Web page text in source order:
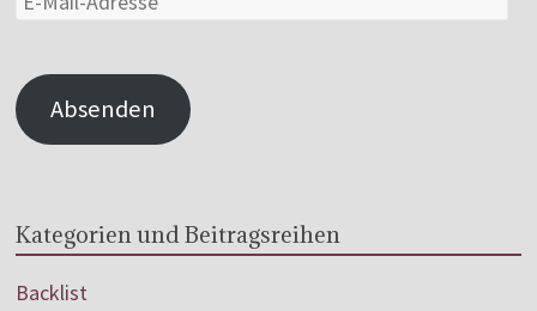
Absenden
Kategorien und Beitragsreihen
Backlist